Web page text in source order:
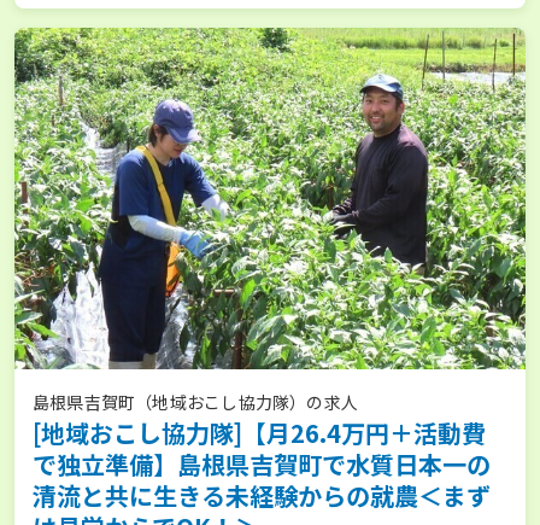
島根県吉賀町（地域おこし協力隊）の求人
[地域おこし協力隊]【月26.4万円＋活動費
で独立準備】島根県吉賀町で水質日本一の
清流と共に生きる未経験からの就農＜まず